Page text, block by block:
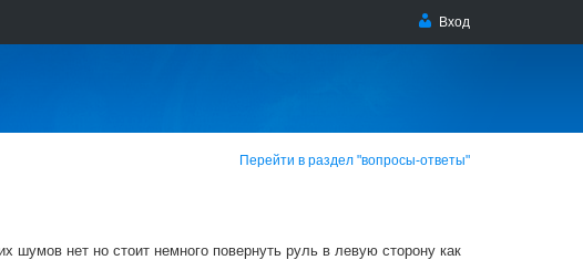
Вход
Перейти в раздел "вопросы-ответы"
шумов нет но стоит немного повернуть руль в левую сторону как